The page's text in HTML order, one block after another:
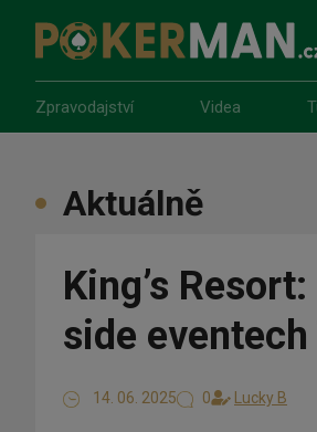
Zpravodajství Videa
Aktuálně
King’s
side
14. 06. 2025 0 Lucky B